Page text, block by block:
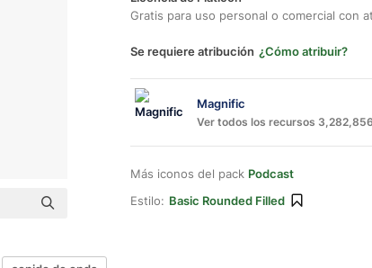
Gratis para uso personal o comercial con
Se requiere atribución ¿Cómo atribuir?
Magnific
Ver todos los recursos 3,282,856
Más iconos del pack Podcast
Estilo: Basic Rounded Filled